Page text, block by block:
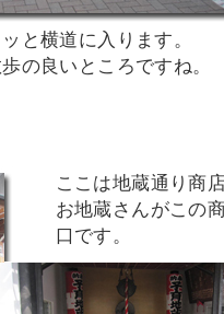
と横道に入ります。
の良いところですね。
ここは地蔵通り商
お地蔵さんがこの
口です。